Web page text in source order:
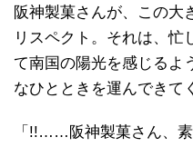
阪神製菓さんが、この大
リスペクト。それは、忙
て南国の陽光を感じるよ
なひとときを運んできて
「!!……阪神製菓さん、